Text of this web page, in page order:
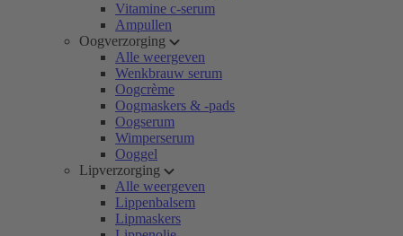
Vitamine c-serum
Ampullen
Oogverzorging
Alle weergeven
Wenkbrauw serum
Oogcrème
Oogmaskers & -pads
Oogserum
Wimperserum
Ooggel
Lipverzorging
Alle weergeven
Lippenbalsem
Lipmaskers